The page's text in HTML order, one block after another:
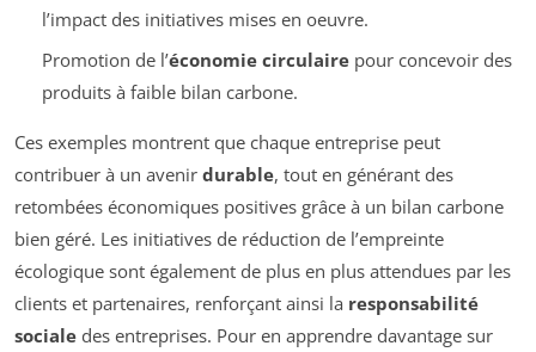
l’impact des initiatives mises en oeuvre.
Promotion de l’économie circulairepour concevoir des
produits à faible bilan carbone.
Ces exemples montrent que chaque entreprise peut
contribuer à un avenir durable, tout en générant des
retombées économiques positives grâce à un bilan carbone
bien géré. Les initiatives de réduction de l’empreinte
écologique sont également de plus en plus attendues par les
clients et partenaires, renforçant ainsi la responsabilité
sociale des entreprises. Pour en apprendre davantage sur